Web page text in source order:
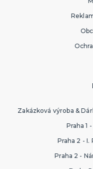
Zakázková výroba &
Praha 1
Praha 2 - I.
Praha 2 -